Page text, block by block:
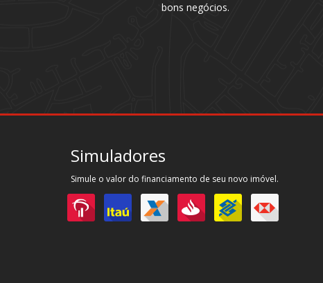
bons negócios.
Simuladores
Simule o valor do financiamento de seu novo imóvel.